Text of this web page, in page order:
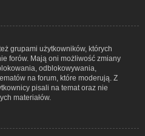
grupami użytkowników, których
forów. Mają oni możliwość zmiany
odblokowywania,
na forum, które moderują. Z
pisali na temat oraz nie
materiałów.